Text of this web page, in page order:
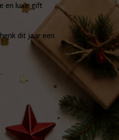
en luxe gift
dit jaar een